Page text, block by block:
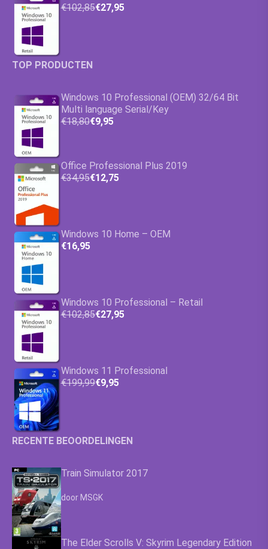
€102,85€27,95
TOP PRODUCTEN
Windows 10 Professional (OEM) 32/64 Bit
Multi language Serial/Key
€18,80€9,95
Office Professional Plus 2019
€34,95€12,75
Windows 10 Home – OEM
€16,95
Windows 10 Professional – Retail
€102,85€27,95
Windows 11 Professional
€199,99€9,95
RECENTE BEOORDELINGEN
Train Simulator 2017
Waardering
door MSGK
The Elder Scrolls V: Skyrim Legendary Edition